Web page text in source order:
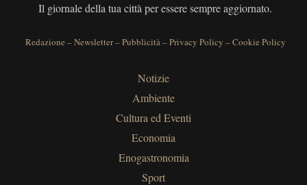
Il giornale della tua città per essere sempre aggiornato.
Redazione –Newsletter–Pubblicità–Privacy Policy –Cookie Policy
Notizie
Ambiente
Cultura ed Eventi
Economia
Enogastronomia
Sport